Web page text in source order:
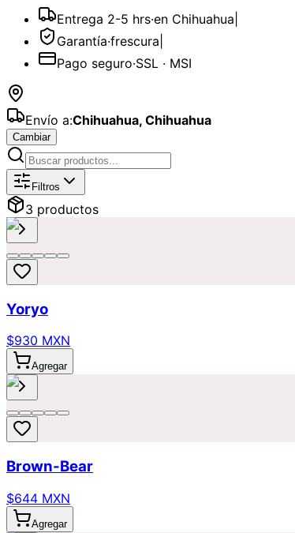
Entrega 2-5 hrs·en Chihuahua
Garantía·frescura
Pago seguro·SSL · MSI
Envío a:Chihuahua, Chihuahua
Cambiar
Catálogo dePeluches
Filtros
3 productos
Yoryo
$930 MXN
Agregar
Brown-Bear
$644 MXN
Agregar